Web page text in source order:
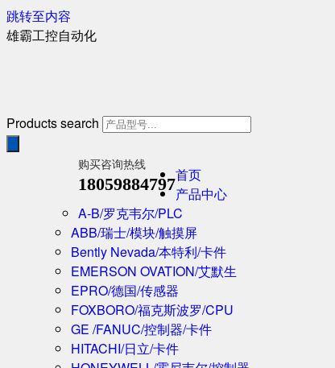
跳转至内容
雄霸工控自动化
Products search
购买咨询热线
18059884797首页
产品中心
A-B/罗克韦尔/PLC
ABB/瑞士/模块/触摸屏
Bently Nevada/本特利/卡件
EMERSON OVATION/艾默生
EPRO/德国/传感器
FOXBORO/福克斯波罗/CPU
GE /FANUC/控制器/卡件
HITACHI/日立/卡件